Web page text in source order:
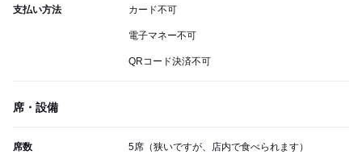
支払い方法 カード不可
電子マネー不可
QRコード決済不可
席・設備
席数 5席（狭いですが、店内で食べられます）